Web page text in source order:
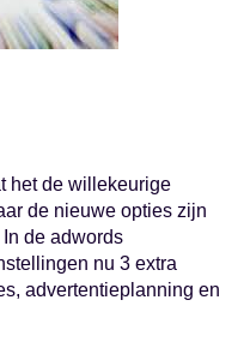
het de willekeurige
de nieuwe opties zijn
de adwords
nu 3 extra
advertentieplanning en